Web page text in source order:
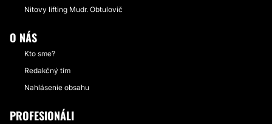
Nitovy lifting Mudr. Obtulovič
O NÁS
Kto sme?
Redakčný tím
Nahlásenie obsahu
PROFESIONÁLI